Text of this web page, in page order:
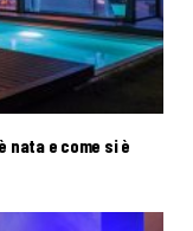
nata e come si è